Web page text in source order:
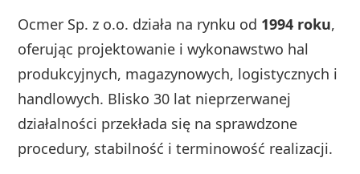
Ocmer Sp. z o.o. działa na rynku od 1994 roku,
oferując projektowanie i wykonawstwo hal
produkcyjnych, magazynowych, logistycznych i
handlowych. Blisko 30 lat nieprzerwanej
działalności przekłada się na sprawdzone
procedury, stabilność i terminowość realizacji.